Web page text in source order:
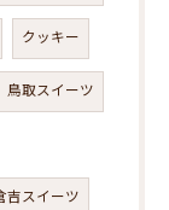
クッキー
鳥取スイーツ
吉スイーツ